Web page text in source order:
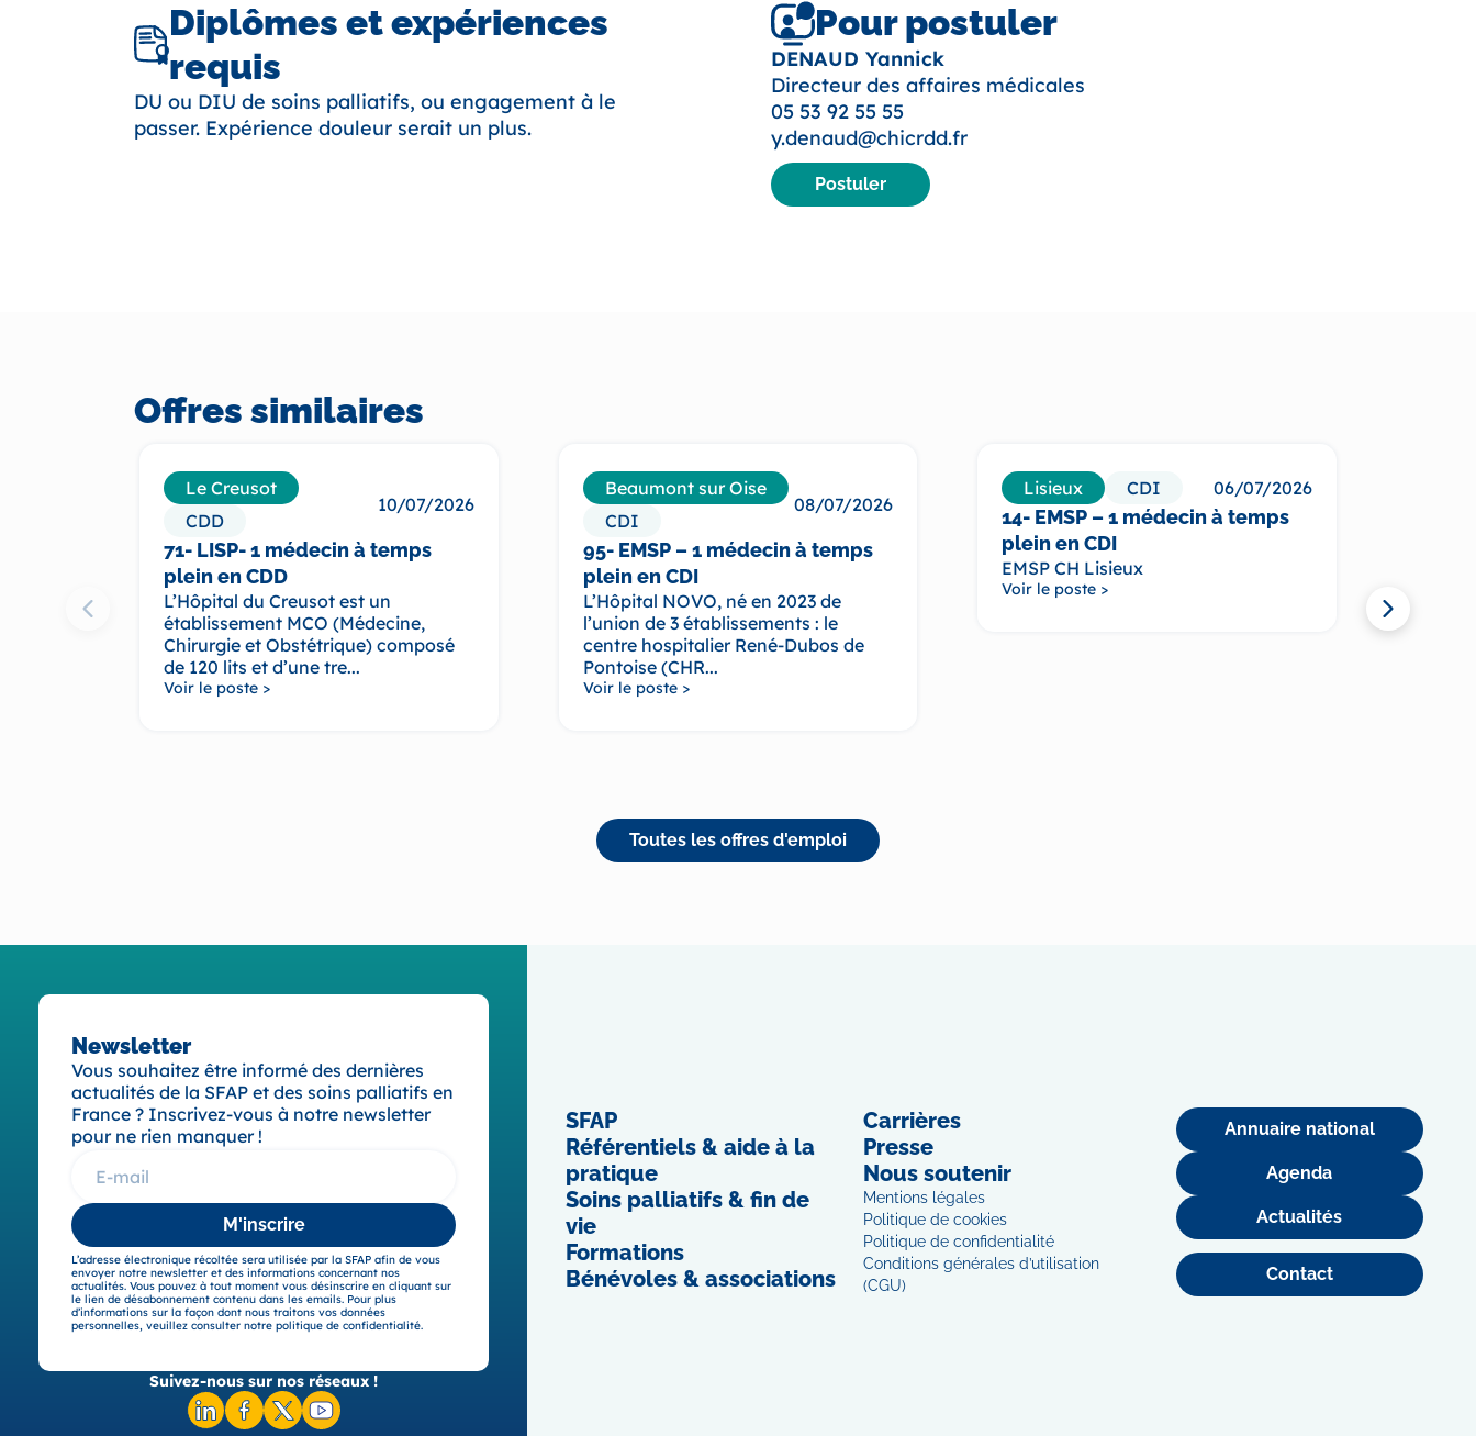
Diplômes et expériences
requis
DU ou DIU de soins palliatifs, ou engagement à le
passer. Expérience douleur serait un plus.
Pour postuler
DENAUD Yannick
Directeur des affaires médicales
05 53 92 55 55
y.denaud@chicrdd.fr
Postuler
Offres similaires
Le Creusot
CDD
10/07/2026
71- LISP- 1 médecin à temps
plein en CDD
L’Hôpital du Creusot est un
établissement MCO (Médecine,
Chirurgie et Obstétrique) composé
de 120 lits et d’une tre...
Voir le poste >
Beaumont sur Oise
CDI
08/07/2026
95- EMSP – 1 médecin à temps
plein en CDI
L’Hôpital NOVO, né en 2023 de
l’union de 3 établissements : le
centre hospitalier René-Dubos de
Pontoise (CHR...
Voir le poste >
Lisieux CDI 06/07/2026
14- EMSP – 1 médecin à temps
plein en CDI
EMSP CH Lisieux
Voir le poste >
Toutes les offres d'emploi
Newsletter
Vous souhaitez être informé des dernières
actualités de la SFAP et des soins palliatifs en
France ? Inscrivez-vous à notre newsletter
pour ne rien manquer !
M'inscrire
L’adresse électronique récoltée sera utilisée par la SFAP afin de vous
envoyer notre newsletter et des informations concernant nos
actualités. Vous pouvez à tout moment vous désinscrire en cliquant sur
le lien de désabonnement contenu dans les emails. Pour plus
d’informations sur la façon dont nous traitons vos données
personnelles, veuillez consulter notre politique de confidentialité.
Suivez-nous sur nos réseaux !
SFAP
Référentiels & aide à la
pratique
Soins palliatifs & fin de
vie
Formations
Bénévoles & associations
Carrières
Presse
Nous soutenir
Mentions légales
Politique de cookies
Politique de confidentialité
Conditions générales d’utilisation
(CGU)
Annuaire national
Agenda
Actualités
Contact